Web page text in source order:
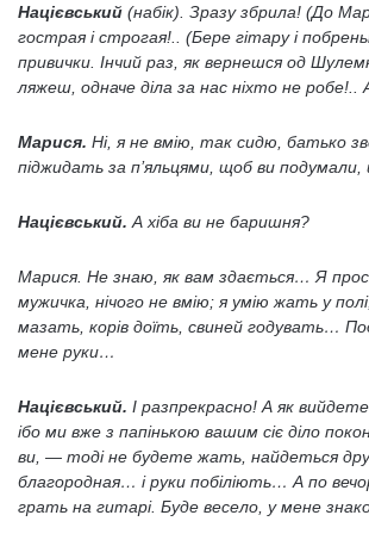
Націєвський (набік). Зразу збрила! (До
гострая і строгая!.. (Бере гітару і
привички. Інчий раз, як вернешся од
ляжеш, одначе діла за нас ніхто не
Марися. Ні, я не вмію, так сидю, батько
піджидать за п’яльцями, щоб ви
Націєвський. А хіба ви не баришня?
Марися. Не знаю, як вам здається… Я
мужичка, нічого не вмію; я умію жать у
мазать, корів доїть, свиней годувать…
мене руки…
Націєвський. І разпрекрасно! А як
ібо ми вже з папінькою вашим сіє діло
ви, — тоді не будете жать, найдеться
благородная… і руки побіліють… А по
грать на гитарі. Буде весело, у мене